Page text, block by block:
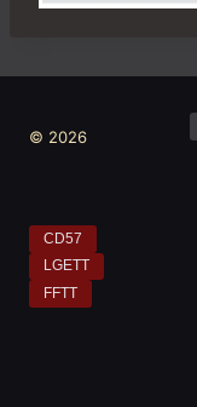
© 2026
CD57
LGETT
FFTT